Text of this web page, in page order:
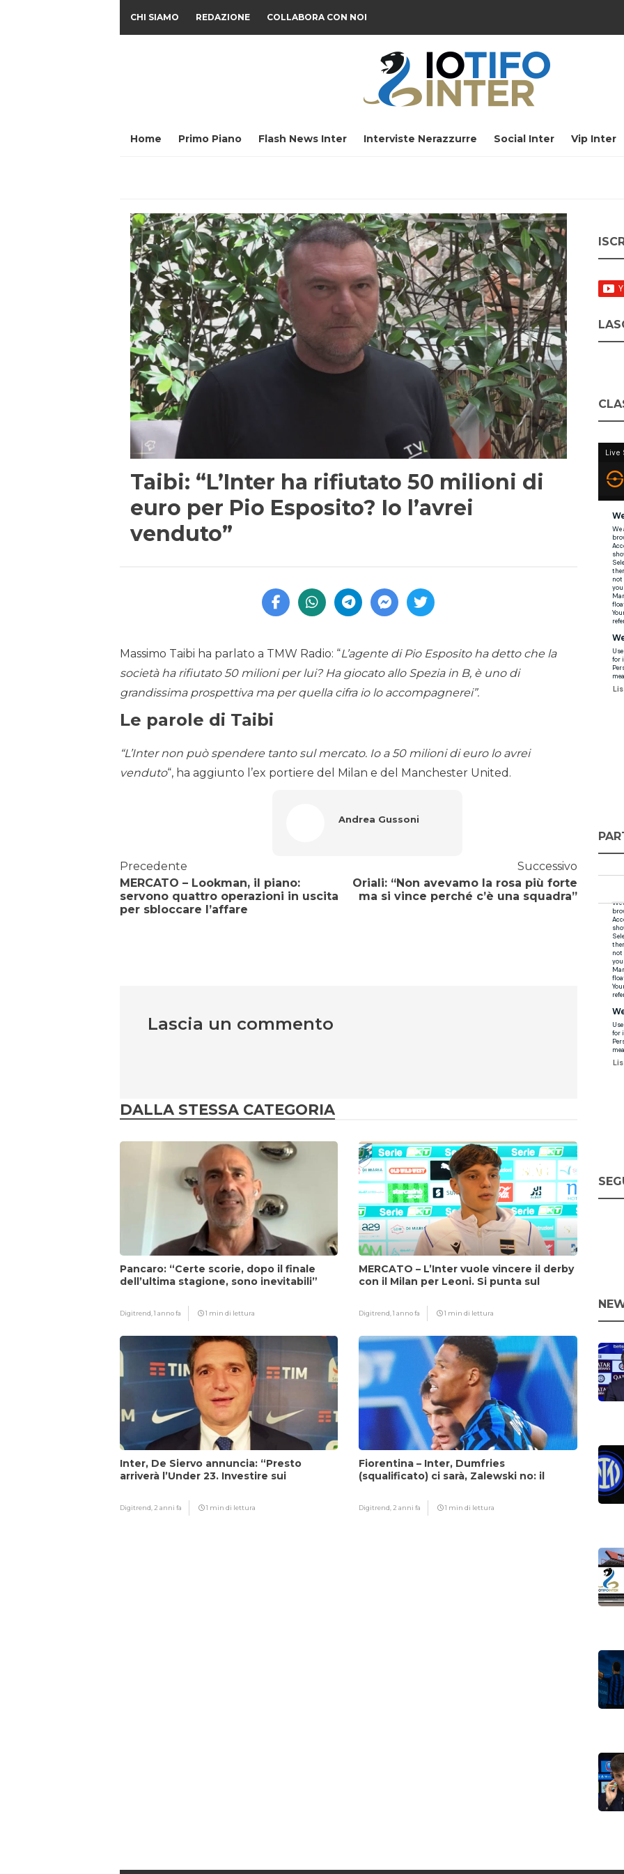
CHI SIAMO REDAZIONE COLLABORA CON NOI
Home Primo Piano Flash News Inter Interviste Nerazzurre Social Inter Vip Inter
Taibi: “L’Inter ha rifiutato 50 milioni di
euro per Pio Esposito? Io l’avrei
venduto”
Massimo Taibi ha parlato a TMW Radio: “L’agente di Pio Esposito ha detto che la
società ha rifiutato 50 milioni per lui? Ha giocato allo Spezia in B, è uno di
grandissima prospettiva ma per quella cifra io lo accompagnerei”.
Le parole di Taibi
“L’Inter non può spendere tanto sul mercato. Io a 50 milioni di euro lo avrei
venduto“, ha aggiunto l’ex portiere del Milan e del Manchester United.
Andrea Gussoni
Precedente
MERCATO – Lookman, il piano:
servono quattro operazioni in uscita
per sbloccare l’affare
Successivo
Oriali: “Non avevamo la rosa più forte
ma si vince perché c’è una squadra”
Lascia un commento
DALLA STESSA CATEGORIA
Pancaro: “Certe scorie, dopo il finale
dell’ultima stagione, sono inevitabili”
Digitrend,1 anno fa 1 min di lettura
MERCATO – L’Inter vuole vincere il derby
con il Milan per Leoni. Si punta sul
Digitrend,1 anno fa 1 min di lettura
Inter, De Siervo annuncia: “Presto
arriverà l’Under 23. Investire sui
Digitrend,2 anni fa 1 min di lettura
Fiorentina – Inter, Dumfries
(squalificato) ci sarà, Zalewski no: il
Digitrend,2 anni fa 1 min di lettura